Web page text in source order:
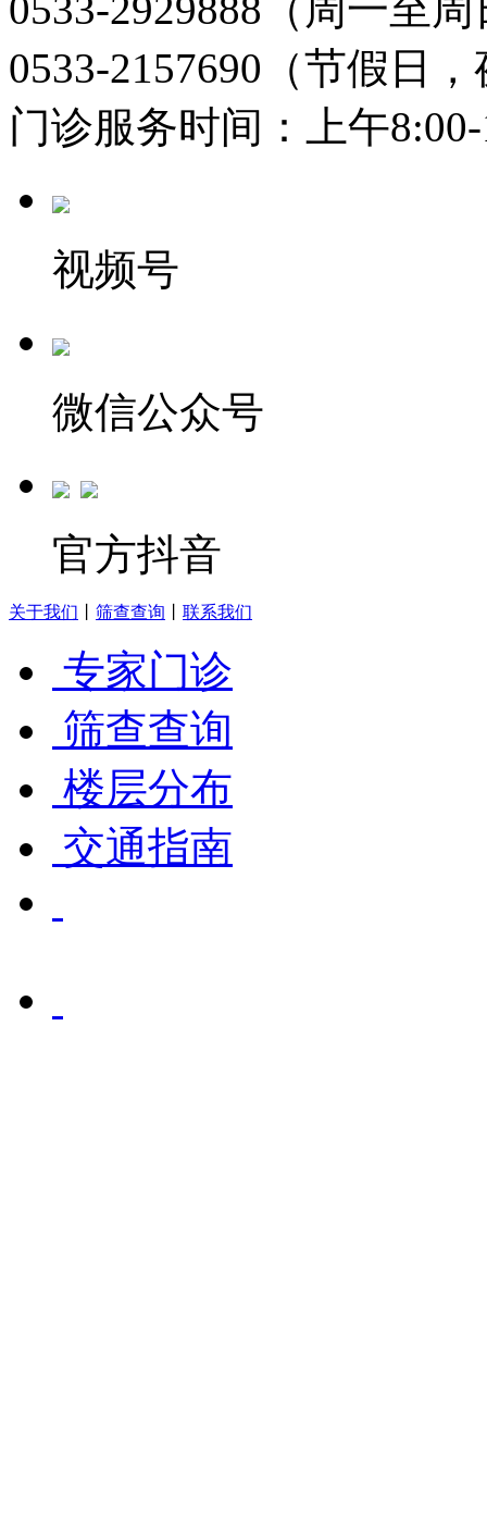
0533-2929888（周一至
0533-2157690（节假日
门诊服务时间：上午
视频号
微信公众号
官方抖音
关于我们 筛查查询 联系我们
专家门诊
筛查查询
楼层分布
交通指南